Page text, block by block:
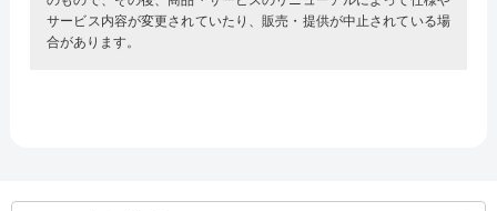
サービス内容が変更されていたり、販売・提供が中止されている場
合があります。